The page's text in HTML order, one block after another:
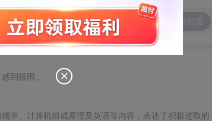
到很困。
率、计算机组成原理及英语等内容，表达了积极进取的